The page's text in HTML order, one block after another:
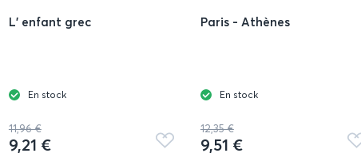
L' enfant grec
En stock
11,96 €
9,21 €
Ajouter
Paris - Athènes
En stock
12,35 €
9,51 €